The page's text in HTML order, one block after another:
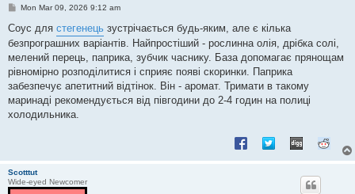
P
s
Mon Mar 09, 2026 9:12 am
Соус для стегенець зустрічається будь-яким, але є кілька
безпрограшних варіантів. Найпростіший - рослинна олія, дрібка солі,
мелений перець, паприка, зубчик часнику. База допомагає прянощам
рівномірно розподілитися і сприяє появі скоринки. Паприка
забезпечує апетитний відтінок. Він - аромат. Тримати в такому
маринаді рекомендується від півгодини до 2-4 годин на полиці
холодильника.
Scotttut
Wide-eyed Newcomer